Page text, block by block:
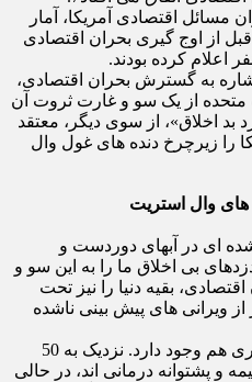
مسائل اقتصادی آمریکا، آمار
از اوج گیری بحران اقتصادی
اشاره به گسترش بحران اقتصادی،
متحده از یک سو و غارت ثروت آن
اخلاق»، از سوی دیگر، معتقد
را زیرچرخ دنده های غول وال
های وال استریت
ای در آبهای دوردست و
بی اخلاق ما را به این سو و
بقیه دنیا را نیز تحت
از ویرانی های پیش بینی ناشده
گذشته از اینها، خبرهای بسیار بدتری هم وجود دارد. نزدیک به 50
و پشتوانه درمانی اند، در حالی